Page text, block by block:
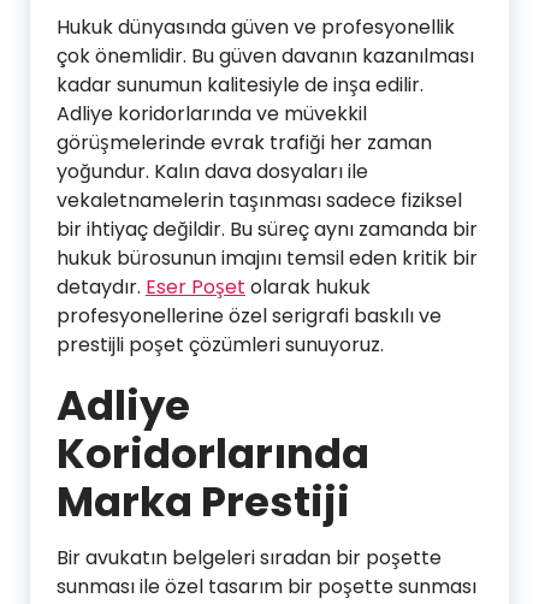
Hukuk dünyasında güven ve profesyonellik
çok önemlidir. Bu güven davanın kazanılması
kadar sunumun kalitesiyle de inşa edilir.
Adliye koridorlarında ve müvekkil
görüşmelerinde evrak trafiği her zaman
yoğundur. Kalın dava dosyaları ile
vekaletnamelerin taşınması sadece fiziksel
bir ihtiyaç değildir. Bu süreç aynı zamanda bir
hukuk bürosunun imajını temsil eden kritik bir
detaydır. Eser Poşet olarak hukuk
profesyonellerine özel serigrafi baskılı ve
prestijli poşet çözümleri sunuyoruz.
Adliye
Koridorlarında
Marka Prestiji
Bir avukatın belgeleri sıradan bir poşette
sunması ile özel tasarım bir poşette sunması